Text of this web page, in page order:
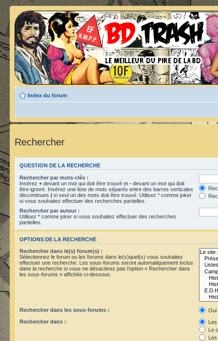
Index du forum
Rechercher
QUESTION DE LA RECHERCHE
Rechercher par mots-clés :
Insérez + devant un mot qui doit être trouvé et - devant un mot qui doit
être ignoré. Insérez une liste de mots séparés entre des barres verticales
discontinues | si seul un des mots doit être trouvé. Utilisez * comme joker
si vous souhaitez effectuer des recherches partielles.
Rechercher par auteur :
Utilisez * comme joker si vous souhaitez effectuer des recherches
partielles.
OPTIONS DE LA RECHERCHE
Rechercher dans le(s) forum(s) :
Sélectionnez le forum ou les forums dans le(s)quel(s) vous souhaitez
effectuer une recherche. Les sous-forums seront automatiquement inclus
dans la recherche si vous ne désactivez pas l’option « Rechercher dans
les sous-forums » affichée ci-dessous.
Rechercher dans les sous-forums :
Oui
Rechercher dans :
Le